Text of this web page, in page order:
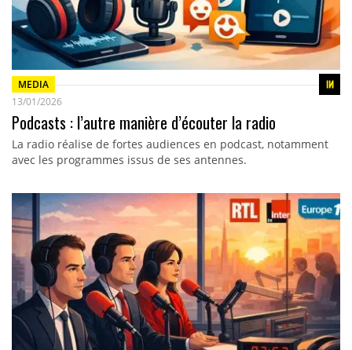
MEDIA
13/01/2026
Podcasts : l’autre manière d’écouter la radio
La radio réalise de fortes audiences en podcast, notamment
avec les programmes issus de ses antennes.